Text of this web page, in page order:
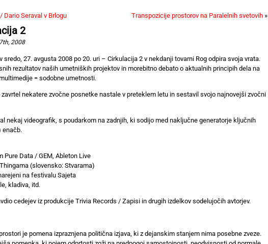
Dario Seraval v Brlogu Transpozicije prostorov na Paralelnih svetovih»
2
2008
sredo, 27. avgusta 2008 po 20. uri – Cirkulacija 2 v nekdanji tovarni Rog odpira svoja vrata.
rezultatov naših umetniških projektov in morebitno debato o aktualnih principih dela na
= sodobne umetnosti.
nekatere zvočne posnetke nastale v preteklem letu in sestavil svojo najnovejši zvočni
nekaj videografik, s poudarkom na zadnjih, ki sodijo med naključne generatorje ključnih
enačb.
Pure Data / GEM, Ableton Live
(slovensko: Stvarama)
na festivalu Sajeta
kladiva, itd.
cedejev iz produkcije Trivia Records / Zapisi in drugih izdelkov sodelujočih avtorjev.
je pomena izpraznjena politična izjava, ki z dejanskim stanjem nima posebne zveze.